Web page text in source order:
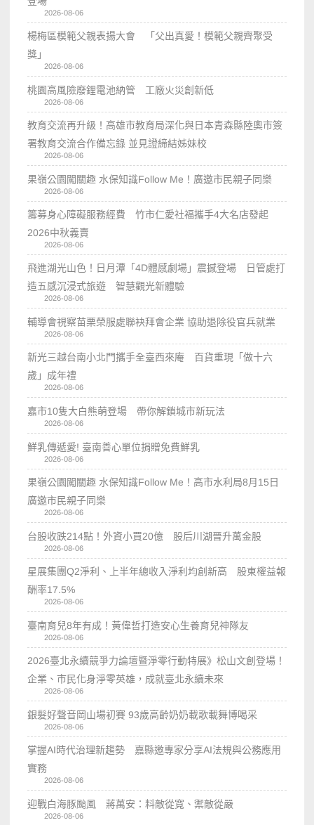
2026-08-06
楊梅區模範父親表揚大會 「父出真愛！模範父親齊聚受
獎」
2026-08-06
桃園高風險廢鋰電池納管 工廠火災創新低
2026-08-06
教育交流再升級！高雄市教育局深化與日本青森縣陸奧市簽
署教育交流合作備忘錄 並見證締結姊妹校
2026-08-06
果嶺公園闖關趣 水保知識Follow Me！廣邀市民親子同樂
2026-08-06
籌募身心障礙服務經費 竹市仁愛社福攜手4大名店發起
2026中秋義賣
2026-08-06
飛進湖光山色！日月潭「4D體感劇場」震撼登場 日管處打
造五感沉浸式旅遊 智慧觀光新體驗
2026-08-06
輔導會視察苗栗榮服處聯袂拜會企業 協助退除役官兵就業
2026-08-06
新光三越台南小北門攜手全臺西來庵 百貨重現「做十六
歲」成年禮
2026-08-06
嘉市10隻大白熊萌登場 帶你解鎖城市新玩法
2026-08-06
鮮乳傳遞愛! 臺南善心單位捐贈免費鮮乳
2026-08-06
果嶺公園闖關趣 水保知識Follow Me！高市水利局8月15日
廣邀市民親子同樂
2026-08-06
台股收跌214點！外資小買20億 股后川湖晉升萬金股
2026-08-06
星展集團Q2淨利、上半年總收入淨利均創新高 股東權益報
酬率17.5%
2026-08-06
臺南育兒8年有成！黃偉哲打造安心生養育兒神隊友
2026-08-06
2026臺北永續競爭力論壇暨淨零行動特展》松山文創登場！
企業、市民化身淨零英雄，成就臺北永續未來
2026-08-06
銀髮好聲音岡山場初賽 93歲高齡奶奶載歌載舞博喝采
2026-08-06
掌握AI時代治理新趨勢 嘉縣邀專家分享AI法規與公務應用
實務
2026-08-06
迎戰白海豚颱風 蔣萬安：料敵從寬、禦敵從嚴
2026-08-06